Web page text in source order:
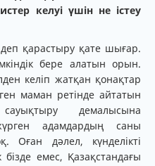
келуі үшін не істеу
қарастыру қате шығар.
бере алатын орын.
келіп жатқан қонақтар
маман ретінде айтатын
демалысына
адамдардың саны
Оған дәлел, күнделікті
емес, Қазақстандағы